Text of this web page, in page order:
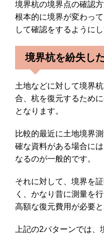
境界杭の境界点の確認
根本的に境界が変わっ
して確認をするようにし
境界杭を紛失し
土地などに対して境界
合、杭を復元するため
となります。
比較的最近に土地境界
確な資料がある場合に
なるのが一般的です。
それに対して、境界を
く、かなり昔に測量を
高額な復元費用が必要
上記の2パターンでは